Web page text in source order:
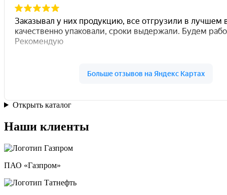
Открыть каталог
Наши клиенты
ПАО «Газпром»